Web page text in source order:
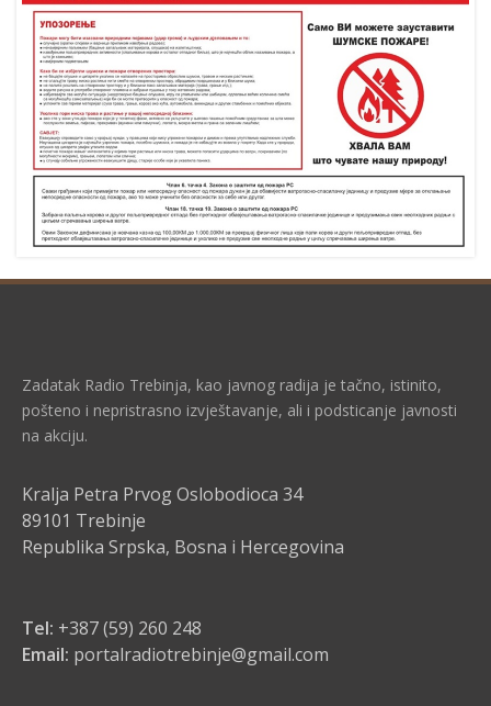
Zadatak Radio Trebinja, kao javnog radija je tačno, istinito,
pošteno i nepristrasno izvještavanje, ali i podsticanje javnosti
na akciju.
Kralja Petra Prvog Oslobodioca 34
89101 Trebinje
Republika Srpska, Bosna i Hercegovina
Tel: +387 (59) 260 248
Email: portalradiotrebinje@gmail.com